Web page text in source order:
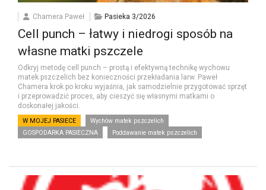
Chamera Paweł Pasieka 3/2026
Cell punch – łatwy i niedrogi sposób na
własne matki pszczele
Odkryj metodę cell punch – prostą i efektywną technikę wychowu
matek pszczelich bez konieczności przekładania larw. Paweł
Chamera krok po kroku wyjaśnia, jak samodzielnie przygotować sprzęt
i przeprowadzić proces, aby cieszyć się własnymi matkami o
doskonałej jakości.
W MOJEJ PASIECE
Wychów matek pszczelich
GOSPODARKA PASIECZNA
Poddawanie matek pszczelich